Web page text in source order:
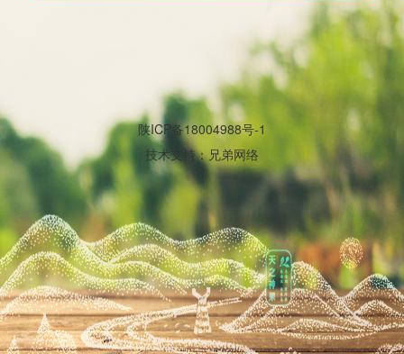
陕ICP备18004988号-1
技术支持：兄弟网络